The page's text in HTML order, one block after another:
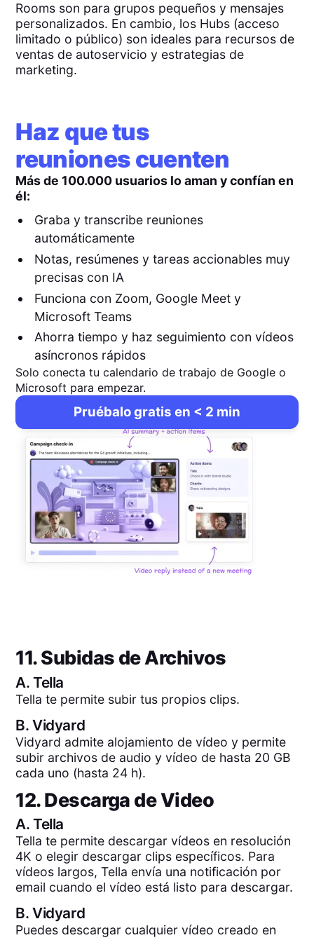
Rooms son para grupos pequeños y mensajes
personalizados. En cambio, los Hubs (acceso
limitado o público) son ideales para recursos de
ventas de autoservicio y estrategias de
marketing.
Haz que tus
reuniones cuenten
Más de 100.000 usuarios lo aman y confían en
él:
Graba y transcribe reuniones
automáticamente
Notas, resúmenes y tareas accionables muy
precisas con IA
Funciona con Zoom, Google Meet y
Microsoft Teams
Ahorra tiempo y haz seguimiento con vídeos
asíncronos rápidos
Solo conecta tu calendario de trabajo de Google o
Microsoft para empezar.
Pruébalo gratis en < 2 min
11. Subidas de Archivos
A.Tella
Tella te permite subir tus propios clips.
B.Vidyard
Vidyard admite alojamiento de vídeo y permite
subir archivos de audio y vídeo de hasta 20 GB
cada uno (hasta 24 h).
12. Descarga de Video
A.Tella
Tella te permite descargar vídeos en resolución
4K o elegir descargar clips específicos. Para
vídeos largos, Tella envía una notificación por
email cuando el vídeo está listo para descargar.
B.Vidyard
Puedes descargar cualquier vídeo creado en